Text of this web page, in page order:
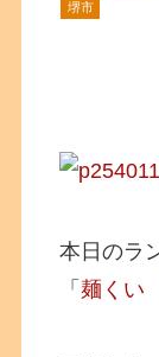
堺市
本日のラ
「麺くい